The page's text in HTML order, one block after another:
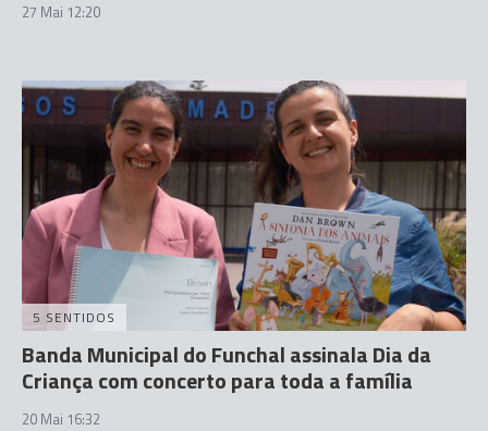
27 Mai 12:20
5 SENTIDOS
Banda Municipal do Funchal assinala Dia da
Criança com concerto para toda a família
20 Mai 16:32